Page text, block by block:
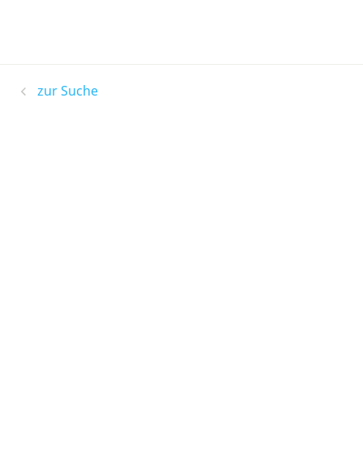
zur Suche